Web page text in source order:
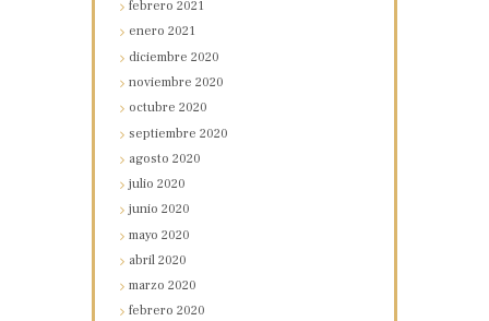
febrero2021
enero2021
diciembre2020
noviembre2020
octubre2020
septiembre2020
agosto2020
julio2020
junio2020
mayo2020
abril2020
marzo2020
febrero2020